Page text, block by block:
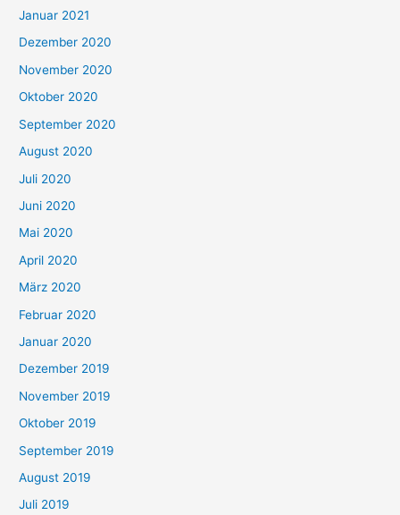
Januar 2021
Dezember 2020
November 2020
Oktober 2020
September 2020
August 2020
Juli 2020
Juni 2020
Mai 2020
April 2020
März 2020
Februar 2020
Januar 2020
Dezember 2019
November 2019
Oktober 2019
September 2019
August 2019
Juli 2019